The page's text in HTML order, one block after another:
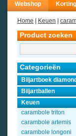
Webshop Korting
Home Keuen
Product zoeken
Categorieën
Biljartboek
Biljartballen
Keuen
carambole triton
carambole artemis
carambole longoni